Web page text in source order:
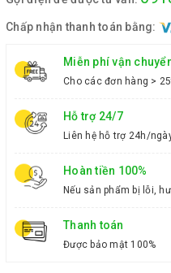
Chấp nhận thanh toán bằng:
Miễn phí vận
Cho các đơn hàng >
Hỗ trợ 24/7
Liên hệ hỗ trợ 24h/
Hoàn tiền 100%
Nếu sản phẩm bị lỗi,
Thanh toán
Được bảo mật 100%